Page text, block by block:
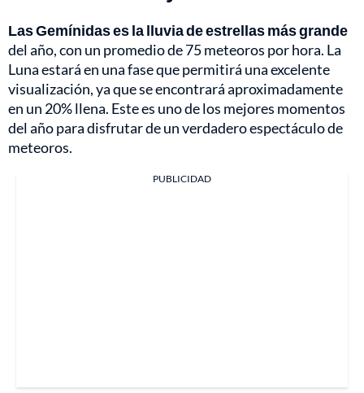
Las Gemínidas es la lluvia de estrellas más grande
del año, con un promedio de 75 meteoros por hora. La
Luna estará en una fase que permitirá una excelente
visualización, ya que se encontrará aproximadamente
en un 20% llena. Este es uno de los mejores momentos
del año para disfrutar de un verdadero espectáculo de
meteoros.
PUBLICIDAD